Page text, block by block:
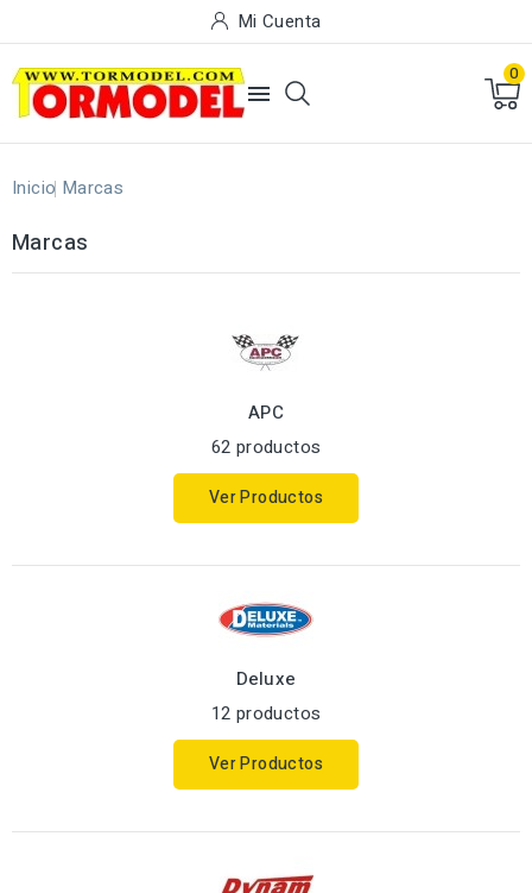
Mi Cuenta

0
Inicio Marcas
Marcas
APC
62 productos
Ver Productos
Deluxe
12 productos
Ver Productos